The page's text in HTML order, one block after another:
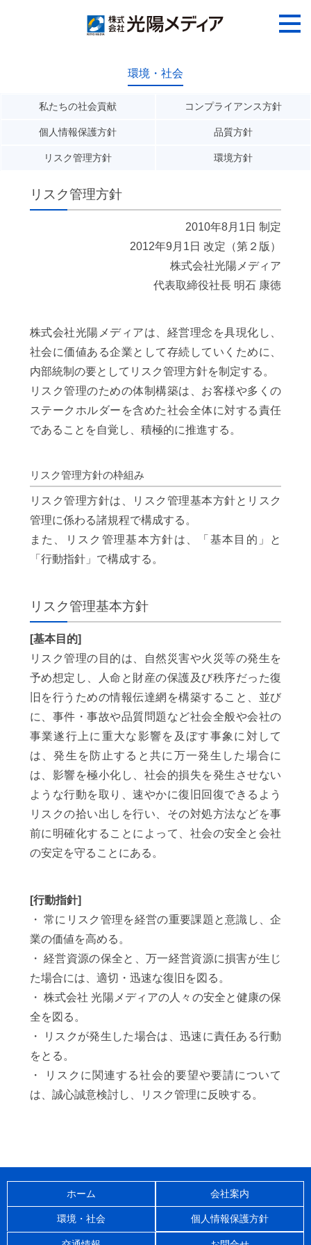
環境・社会
私たちの社会貢献 コンプライアンス方針
個人情報保護方針 品質方針
リスク管理方針 環境方針
リスク管理方針
2010年8月1日 制定
2012年9月1日 改定（第２版）
株式会社光陽メディア
代表取締役社長 明石 康徳
株式会社光陽メディアは、経営理念を具現化し、
社会に価値ある企業として存続していくために、
内部統制の要としてリスク管理方針を制定する。
リスク管理のための体制構築は、お客様や多くの
ステークホルダーを含めた社会全体に対する責任
であることを自覚し、積極的に推進する。
リスク管理方針の枠組み
リスク管理方針は、リスク管理基本方針とリスク
管理に係わる諸規程で構成する。
また、リスク管理基本方針は、「基本目的」と
「行動指針」で構成する。
リスク管理基本方針
[基本目的]
リスク管理の目的は、自然災害や火災等の発生を
予め想定し、人命と財産の保護及び秩序だった復
旧を行うための情報伝達網を構築すること、並び
に、事件・事故や品質問題など社会全般や会社の
事業遂行上に重大な影響を及ぼす事象に対して
は、発生を防止すると共に万一発生した場合に
は、影響を極小化し、社会的損失を発生させない
ような行動を取り、速やかに復旧回復できるよう
リスクの拾い出しを行い、その対処方法などを事
前に明確化することによって、社会の安全と会社
の安定を守ることにある。
[行動指針]
・ 常にリスク管理を経営の重要課題と意識し、企
業の価値を高める。
・ 経営資源の保全と、万一経営資源に損害が生じ
た場合には、適切・迅速な復旧を図る。
・ 株式会社 光陽メディアの人々の安全と健康の保
全を図る。
・ リスクが発生した場合は、迅速に責任ある行動
をとる。
・ リスクに関連する社会的要望や要請について
は、誠心誠意検討し、リスク管理に反映する。
ホーム 会社案内
環境・社会 個人情報保護方針